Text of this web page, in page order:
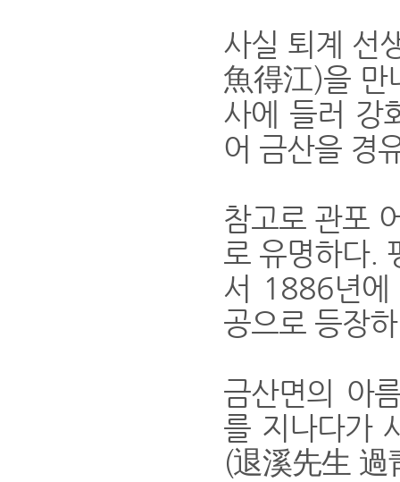
사실 퇴계 선
魚得江)을 만
사에 들러 강
어 금산을 경
참고로 관포
로 유명하다.
서 1886년에
공으로 등장
금산면의 아
를 지나다가
(退溪先生 過